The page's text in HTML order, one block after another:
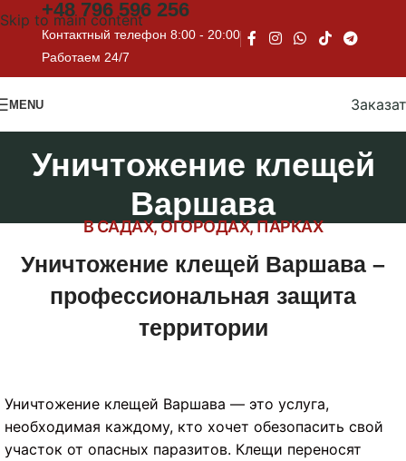
Skip to main content
+48 796 596 256
Контактный телефон 8:00 - 20:00
Работаем 24/7
MENU
Уничтожение клещей
Варшава
В САДАХ, ОГОРОДАХ, ПАРКАХ
Уничтожение клещей Варшава –
профессиональная защита
территории
Уничтожение клещей Варшава — это услуга,
необходимая каждому, кто хочет обезопасить свой
участок от опасных паразитов. Клещи переносят